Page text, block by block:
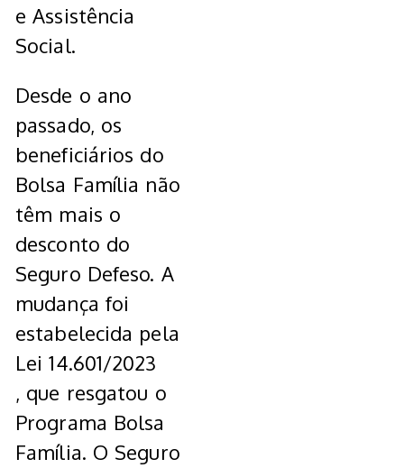
e Assistência
Social.
Desde o ano
passado, os
beneficiários do
Bolsa Família não
têm mais o
desconto do
Seguro Defeso. A
mudança foi
estabelecida pela
Lei 14.601/2023
, que resgatou o
Programa Bolsa
Família. O Seguro